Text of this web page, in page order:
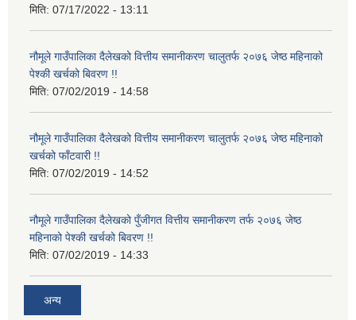
मिति: 07/17/2022 - 13:11
नौमूले गाउँपालिका दैलेखको वित्तीय समानीकरण चालुतर्फ २०७६ जेष्ठ महिनाको
पेश्की खर्चको बिवरण !!
मिति: 07/02/2019 - 14:58
नौमूले गाउँपालिका दैलेखको वित्तीय समानीकरण चालुतर्फ २०७६ जेष्ठ महिनाको
खर्चको फाँटवारी !!
मिति: 07/02/2019 - 14:52
नौमूले गाउँपालिका दैलेखको पुँजीगत वित्तीय समानीकरण तर्फ २०७६ जेष्ठ
महिनाको पेश्की खर्चको बिवरण !!
मिति: 07/02/2019 - 14:33
अन्य